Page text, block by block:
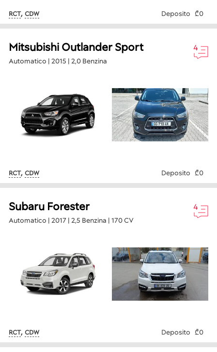
RCT, CDW Deposito ₾0
Mitsubishi Outlander Sport
Automatico | 2015 | 2,0 Benzina
4
RCT, CDW Deposito ₾0
Subaru Forester
Automatico | 2017 | 2,5 Benzina | 170 CV
4
RCT, CDW Deposito ₾0